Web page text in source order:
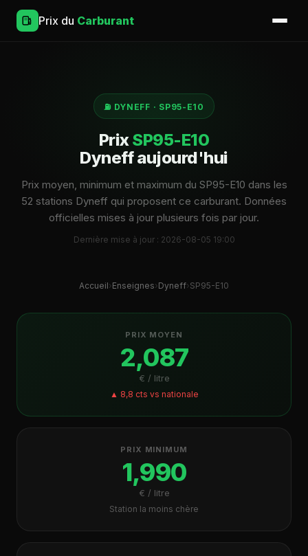
Prix du Carburant
⛽ DYNEFF · SP95-E10
PrixSP95-E10
Dyneff aujourd'hui
Prix moyen, minimum et maximum du SP95-E10 dans les
52 stations Dyneff qui proposent ce carburant. Données
officielles mises à jour plusieurs fois par jour.
Dernière mise à jour : 2026-08-05 19:00
Accueil› Enseignes› Dyneff› SP95-E10
PRIX MOYEN
2,087
€ / litre
▲ 8,8 cts vs nationale
PRIX MINIMUM
1,990
€ / litre
Station la moins chère